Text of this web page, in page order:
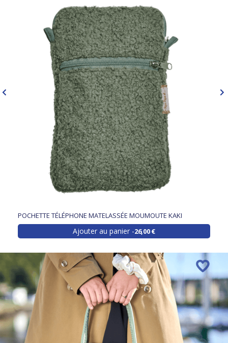
POCHETTE TÉLÉPHONE MATELASSÉE MOUMOUTE KAKI
Ajouter au panier 26,00 €